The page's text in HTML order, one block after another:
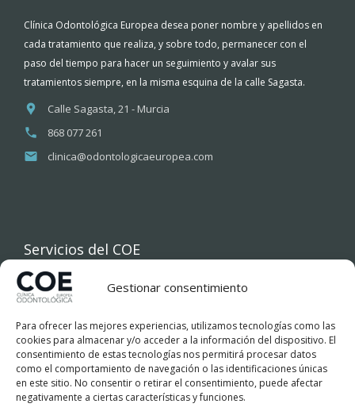
Gestionar consentimiento
Para ofrecer las mejores experiencias, utilizamos tecnologías como las
cookies para almacenar y/o acceder a la información del dispositivo. El
consentimiento de estas tecnologías nos permitirá procesar datos
como el comportamiento de navegación o las identificaciones únicas
en este sitio. No consentir o retirar el consentimiento, puede afectar
negativamente a ciertas características y funciones.
Clínica Odontológica Europea desea poner nombre y apellidos en
cada tratamiento que realiza, y sobre todo, permanecer con el
paso del tiempo para hacer un seguimiento y avalar sus
tratamientos siempre, en la misma esquina de la calle Sagasta.
Calle Sagasta, 21 - Murcia
868 077 261
clinica@odontologicaeuropea.com
Servicios del COE
INICIO
COE
TRATAMIENTOS DENTALES